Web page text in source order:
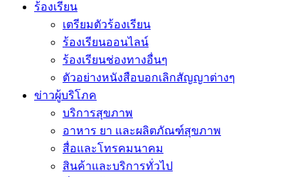
ร้องเรียน
เตรียมตัวร้องเรียน
ร้องเรียนออนไลน์
ร้องเรียนช่องทางอื่นๆ
ตัวอย่างหนังสือบอกเลิกสัญญาต่างๆ
ข่าวผู้บริโภค
บริการสุขภาพ
อาหาร ยา และผลิตภัณฑ์สุขภาพ
สื่อและโทรคมนาคม
สินค้าและบริการทั่วไป